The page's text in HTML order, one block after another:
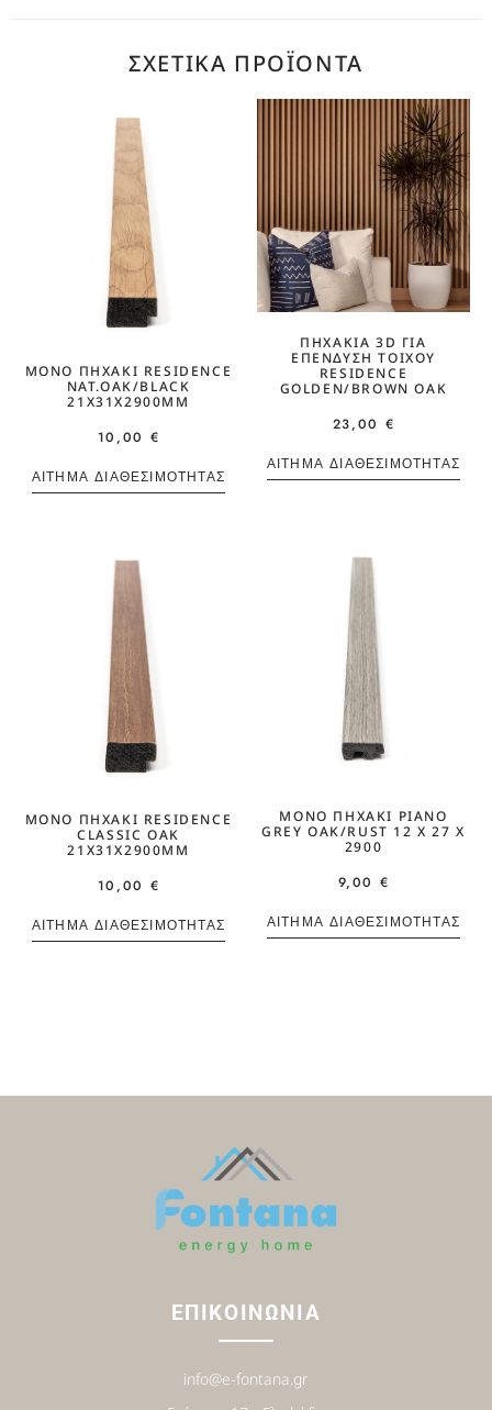
ΣΧΕΤΙΚΆ ΠΡΟΪΌΝΤΑ
ΜΟΝΌ ΠΗΧΆΚΙ RESIDENCE
NAT.OAK/BLACK
21Χ31Χ2900MM
10,00 €
ΑΊΤΗΜΑ ΔΙΑΘΕΣΙΜΌΤΗΤΑΣ
ΠΗΧΆΚΙΑ 3D ΓΙΑ
ΕΠΈΝΔΥΣΗ ΤΟΊΧΟΥ
RESIDENCE
GOLDEN/BROWN OAK
23,00 €
ΑΊΤΗΜΑ ΔΙΑΘΕΣΙΜΌΤΗΤΑΣ
ΜΟΝΌ ΠΗΧΆΚΙ RESIDENCE
CLASSIC OAK
21Χ31Χ2900MM
10,00 €
ΑΊΤΗΜΑ ΔΙΑΘΕΣΙΜΌΤΗΤΑΣ
ΜΟΝΌ ΠΗΧΆΚΙ PIANO
GREY OAK/RUST 12 Χ 27 Χ
2900
9,00 €
ΑΊΤΗΜΑ ΔΙΑΘΕΣΙΜΌΤΗΤΑΣ
ΕΠΙΚΟΙΝΩΝΙΑ
info@e-fontana.gr